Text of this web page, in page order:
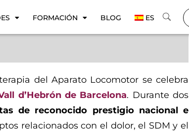
FORMACIÓN BLOG ES
del Aparato Locomotor se celebra
d’Hebrón de Barcelona. Durante dos
de reconocido prestigio nacional e
relacionados con el dolor, el SDM y el